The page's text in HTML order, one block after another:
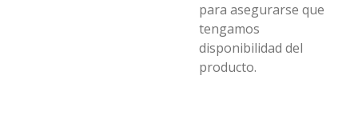
para asegurarse que
tengamos
disponibilidad del
producto.